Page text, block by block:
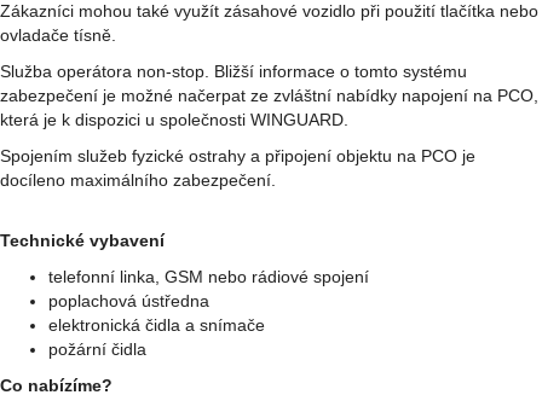
Zákazníci mohou také využít zásahové vozidlo při použití tlačítka nebo
ovladače tísně.
Služba operátora non-stop. Bližší informace o tomto systému
zabezpečení je možné načerpat ze zvláštní nabídky napojení na PCO,
která je k dispozici u společnosti WINGUARD.
Spojením služeb fyzické ostrahy a připojení objektu na PCO je
docíleno maximálního zabezpečení.
Technické vybavení
telefonní linka, GSM nebo rádiové spojení
poplachová ústředna
elektronická čidla a snímače
požární čidla
Co nabízíme?